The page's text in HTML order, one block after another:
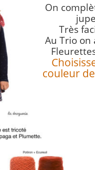
On
Très
Au Trio on
couleur